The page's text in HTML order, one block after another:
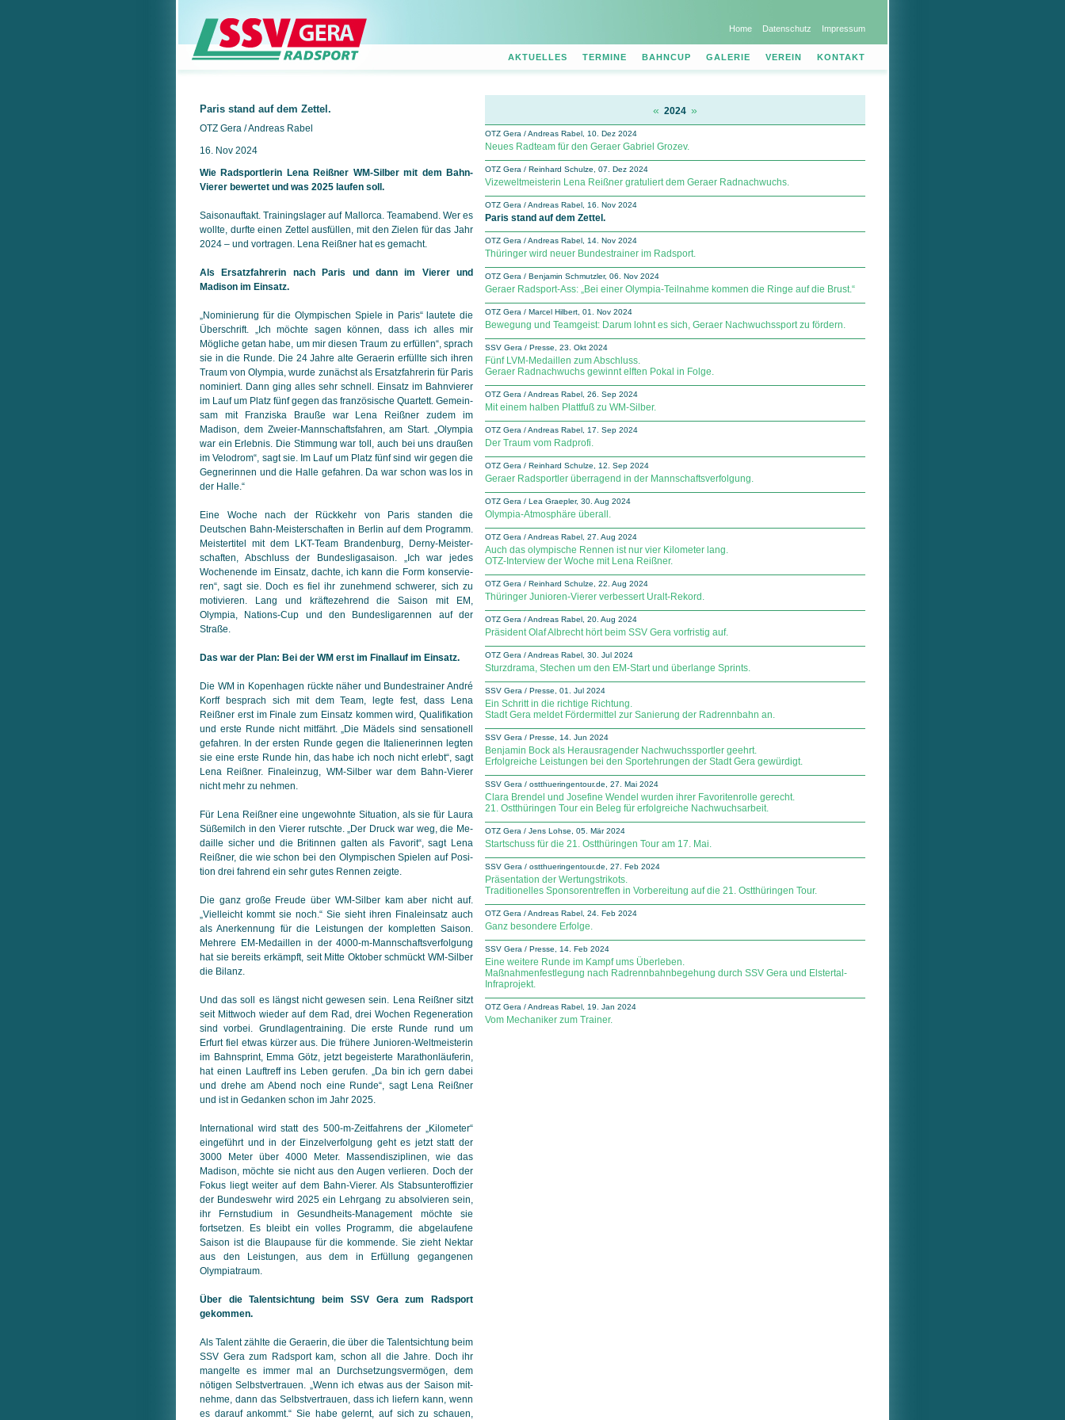
Home Datenschutz Impressum
AKTUELLES TERMINE BAHNCUP GALERIE VEREIN KONTAKT
Paris stand auf dem Zettel.
OTZ Gera / Andreas Rabel
16. Nov 2024
Wie Radsportlerin Lena Reißner WM-Silber mit dem Bahn-
Vierer bewertet und was 2025 laufen soll.
Saisonauftakt. Trainingslager auf Mallorca. Teamabend. Wer es
wollte, durfte einen Zettel ausfüllen, mit den Zielen für das Jahr
2024 – und vortragen. Lena Reißner hat es gemacht.
Als Ersatzfahrerin nach Paris und dann im Vierer und
Madison im Einsatz.
„Nominierung für die Olympischen Spiele in Paris“ lautete die
Überschrift. „Ich möchte sagen können, dass ich alles mir
Mögliche getan habe, um mir diesen Traum zu erfüllen“, sprach
sie in die Runde. Die 24 Jahre alte Geraerin erfüllte sich ihren
Traum von Olympia, wurde zunächst als Ersatzfahrerin für Paris
nominiert. Dann ging alles sehr schnell. Einsatz im Bahnvierer
im Lauf um Platz fünf gegen das französische Quartett. Ge­mein­
sam mit Franziska Brauße war Lena Reißner zudem im
Madison, dem Zweier-Mannschaftsfahren, am Start. „Olympia
war ein Erlebnis. Die Stimmung war toll, auch bei uns draußen
im Velodrom“, sagt sie. Im Lauf um Platz fünf sind wir gegen die
Geg­ne­rin­nen und die Halle gefahren. Da war schon was los in
der Halle.“
Eine Woche nach der Rückkehr von Paris standen die
Deutschen Bahn-Meisterschaften in Berlin auf dem Programm.
Meistertitel mit dem LKT-Team Brandenburg, Derny-Meis­ter­
schaf­ten, Abschluss der Bundesligasaison. „Ich war jedes
Wochenende im Einsatz, dachte, ich kann die Form kon­ser­vie­
ren“, sagt sie. Doch es fiel ihr zunehmend schwerer, sich zu
motivieren. Lang und kräftezehrend die Saison mit EM,
Olympia, Nations-Cup und den Bundesligarennen auf der
Straße.
Das war der Plan: Bei der WM erst im Finallauf im Einsatz.
Die WM in Kopenhagen rückte näher und Bundestrainer André
Korff besprach sich mit dem Team, legte fest, dass Lena
Reißner erst im Finale zum Einsatz kommen wird, Qualifikation
und erste Runde nicht mitfährt. „Die Mädels sind sensationell
gefahren. In der ersten Runde gegen die Italienerinnen legten
sie eine erste Runde hin, das habe ich noch nicht erlebt“, sagt
Lena Reißner. Finaleinzug, WM-Silber war dem Bahn-Vierer
nicht mehr zu nehmen.
Für Lena Reißner eine ungewohnte Situation, als sie für Laura
Süßemilch in den Vierer rutschte. „Der Druck war weg, die Me­
dail­le sicher und die Britinnen galten als Favorit“, sagt Lena
Reißner, die wie schon bei den Olympischen Spielen auf Po­si­
tion drei fahrend ein sehr gutes Rennen zeigte.
Die ganz große Freude über WM-Silber kam aber nicht auf.
„Vielleicht kommt sie noch.“ Sie sieht ihren Finaleinsatz auch
als Anerkennung für die Leistungen der kompletten Saison.
Mehrere EM-Medaillen in der 4000-m-Mannschaftsverfolgung
hat sie bereits erkämpft, seit Mitte Oktober schmückt WM-Silber
die Bilanz.
Und das soll es längst nicht gewesen sein. Lena Reißner sitzt
seit Mittwoch wieder auf dem Rad, drei Wochen Regeneration
sind vorbei. Grundlagentraining. Die erste Runde rund um
Erfurt fiel etwas kürzer aus. Die frühere Junioren-Weltmeisterin
im Bahnsprint, Emma Götz, jetzt begeisterte Marathonläuferin,
hat einen Lauftreff ins Leben gerufen. „Da bin ich gern dabei
und drehe am Abend noch eine Runde“, sagt Lena Reißner
und ist in Gedanken schon im Jahr 2025.
International wird statt des 500-m-Zeitfahrens der „Kilometer“
eingeführt und in der Einzelverfolgung geht es jetzt statt der
3000 Meter über 4000 Meter. Massendisziplinen, wie das
Madison, möchte sie nicht aus den Augen verlieren. Doch der
Fokus liegt weiter auf dem Bahn-Vierer. Als Stabsunteroffizier
der Bundeswehr wird 2025 ein Lehrgang zu absolvieren sein,
ihr Fernstudium in Gesundheits-Management möchte sie
fortsetzen. Es bleibt ein volles Programm, die abgelaufene
Saison ist die Blaupause für die kommende. Sie zieht Nektar
aus den Leistungen, aus dem in Erfüllung gegangenen
Olympiatraum.
Über die Talentsichtung beim SSV Gera zum Radsport
gekommen.
Als Talent zählte die Geraerin, die über die Talentsichtung beim
SSV Gera zum Radsport kam, schon all die Jahre. Doch ihr
mangelte es immer mal an Durchsetzungsvermögen, dem
nötigen Selbstvertrauen. „Wenn ich etwas aus der Saison mit­
nehme, dann das Selbstvertrauen, dass ich liefern kann, wenn
es darauf ankommt.“ Sie habe gelernt, auf sich zu schauen,
« 2024 »
OTZ Gera / Andreas Rabel, 10. Dez 2024
Neues Radteam für den Geraer Gabriel Grozev.
OTZ Gera / Reinhard Schulze, 07. Dez 2024
Vizeweltmeisterin Lena Reißner gratuliert dem Geraer Radnachwuchs.
OTZ Gera / Andreas Rabel, 16. Nov 2024
Paris stand auf dem Zettel.
OTZ Gera / Andreas Rabel, 14. Nov 2024
Thüringer wird neuer Bundestrainer im Radsport.
OTZ Gera / Benjamin Schmutzler, 06. Nov 2024
Geraer Radsport-Ass: „Bei einer Olympia-Teilnahme kommen die Ringe auf die Brust.“
OTZ Gera / Marcel Hilbert, 01. Nov 2024
Bewegung und Teamgeist: Darum lohnt es sich, Geraer Nachwuchssport zu fördern.
SSV Gera / Presse, 23. Okt 2024
Fünf LVM-Medaillen zum Abschluss.
Geraer Radnachwuchs gewinnt elften Pokal in Folge.
OTZ Gera / Andreas Rabel, 26. Sep 2024
Mit einem halben Plattfuß zu WM-Silber.
OTZ Gera / Andreas Rabel, 17. Sep 2024
Der Traum vom Radprofi.
OTZ Gera / Reinhard Schulze, 12. Sep 2024
Geraer Radsportler überragend in der Mannschaftsverfolgung.
OTZ Gera / Lea Graepler, 30. Aug 2024
Olympia-Atmosphäre überall.
OTZ Gera / Andreas Rabel, 27. Aug 2024
Auch das olympische Rennen ist nur vier Kilometer lang.
OTZ-Interview der Woche mit Lena Reißner.
OTZ Gera / Reinhard Schulze, 22. Aug 2024
Thüringer Junioren-Vierer verbessert Uralt-Rekord.
OTZ Gera / Andreas Rabel, 20. Aug 2024
Präsident Olaf Albrecht hört beim SSV Gera vorfristig auf.
OTZ Gera / Andreas Rabel, 30. Jul 2024
Sturzdrama, Stechen um den EM-Start und überlange Sprints.
SSV Gera / Presse, 01. Jul 2024
Ein Schritt in die richtige Richtung.
Stadt Gera meldet Fördermittel zur Sanierung der Radrennbahn an.
SSV Gera / Presse, 14. Jun 2024
Benjamin Bock als Herausragender Nachwuchssportler geehrt.
Erfolgreiche Leistungen bei den Sportehrungen der Stadt Gera gewürdigt.
SSV Gera / ostthueringentour.de, 27. Mai 2024
Clara Brendel und Josefine Wendel wurden ihrer Favoritenrolle gerecht.
21. Ostthüringen Tour ein Beleg für erfolgreiche Nachwuchsarbeit.
OTZ Gera / Jens Lohse, 05. Mär 2024
Startschuss für die 21. Ostthüringen Tour am 17. Mai.
SSV Gera / ostthueringentour.de, 27. Feb 2024
Präsentation der Wertungstrikots.
Traditionelles Sponsorentreffen in Vorbereitung auf die 21. Ostthüringen Tour.
OTZ Gera / Andreas Rabel, 24. Feb 2024
Ganz besondere Erfolge.
SSV Gera / Presse, 14. Feb 2024
Eine weitere Runde im Kampf ums Überleben.
Maßnahmenfestlegung nach Radrennbahnbegehung durch SSV Gera und Elstertal-
Infraprojekt.
OTZ Gera / Andreas Rabel, 19. Jan 2024
Vom Mechaniker zum Trainer.